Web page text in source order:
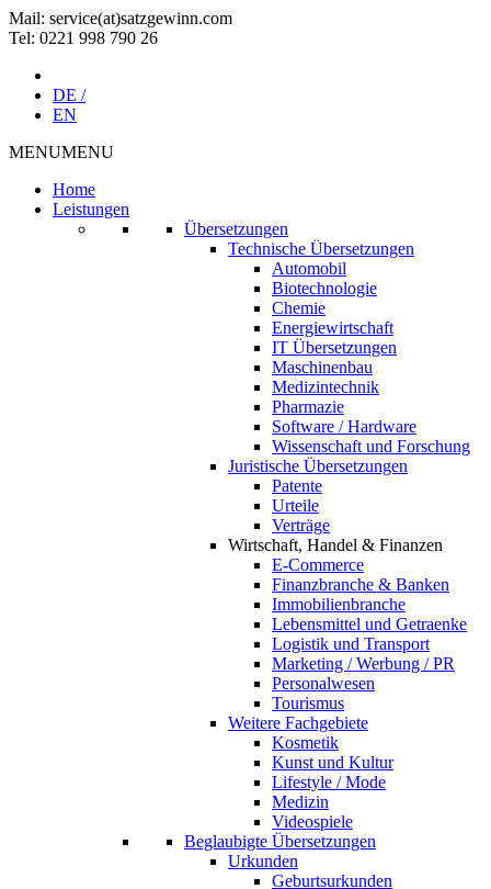
Mail: service(at)satz­gewinn.com
Tel: 0221 998 790 26
DE /
EN
MENUMENU
Home
Leistungen
Übersetzungen
Technische Übersetzungen
Automobil
Biotechnologie
Chemie
Energiewirtschaft
IT Übersetzungen
Maschinenbau
Medizintechnik
Pharmazie
Software / Hardware
Wissenschaft und Forschung
Juristische Übersetzungen
Patente
Urteile
Verträge
Wirtschaft, Handel & Finanzen
E-Commerce
Finanzbranche & Banken
Immobilienbranche
Lebensmittel und Getraenke
Logistik und Transport
Marketing / Werbung / PR
Personalwesen
Tourismus
Weitere Fachgebiete
Kosmetik
Kunst und Kultur
Lifestyle / Mode
Medizin
Videospiele
Beglaubigte Übersetzungen
Urkunden
Geburtsurkunden